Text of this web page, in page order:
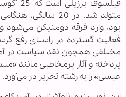
متولد شد. در 20
بود، وارد فرقه دومنیکن می‌شود و
فعالیت گسترده در راستای رفع
مختلفی همچون نقد سیاست در
پرداخته و آثار پرمخاطبی مانند
عیسی» را به رشته تحریر در می‌آورد.